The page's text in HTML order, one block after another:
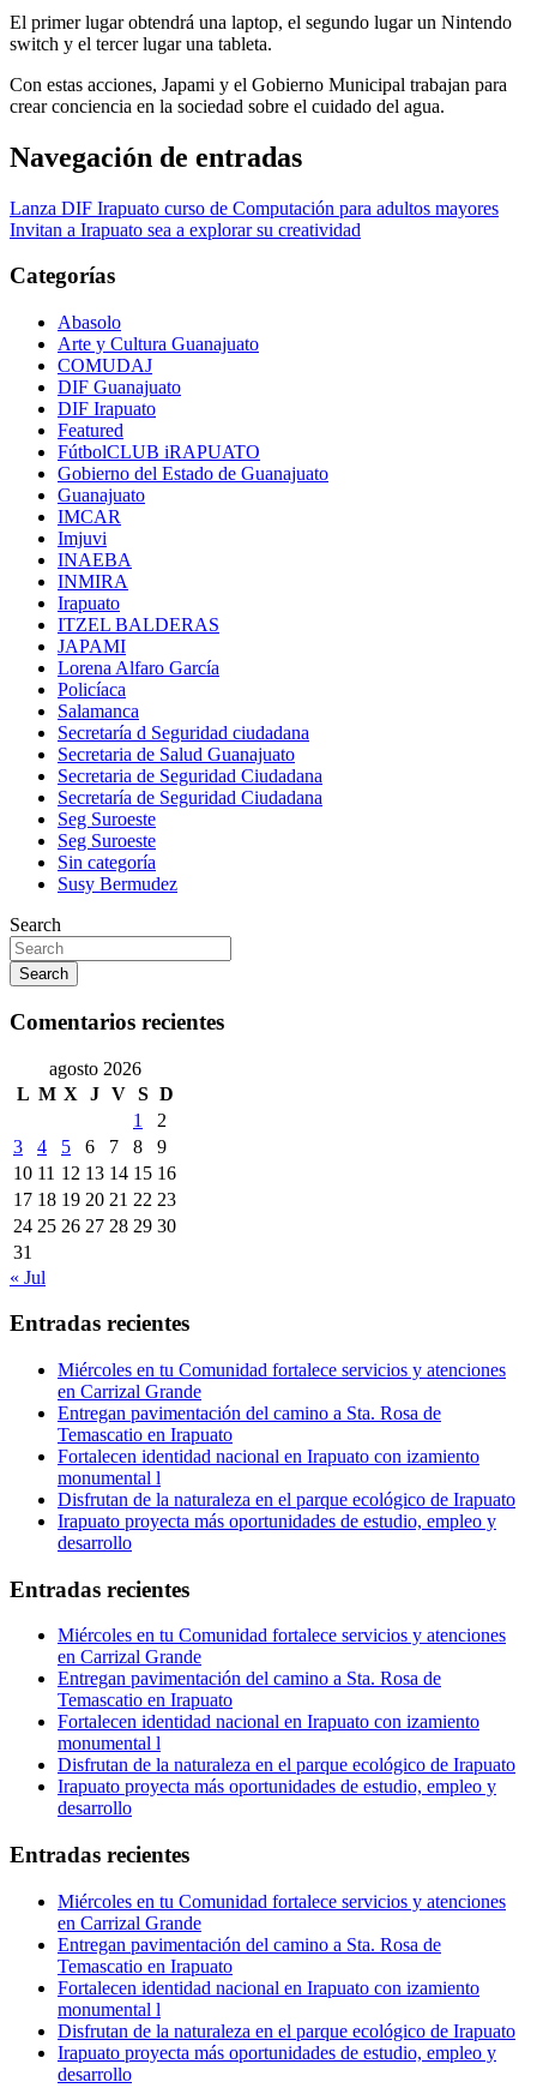
El primer lugar obtendrá una laptop, el segundo lugar un Nintendo
switch y el tercer lugar una tableta.
Con estas acciones, Japami y el Gobierno Municipal trabajan para
crear conciencia en la sociedad sobre el cuidado del agua.
Navegación de entradas
Lanza DIF Irapuato curso de Computación para adultos mayores
Invitan a Irapuato sea a explorar su creatividad
Categorías
Abasolo
Arte y Cultura Guanajuato
COMUDAJ
DIF Guanajuato
DIF Irapuato
Featured
FútbolCLUB iRAPUATO
Gobierno del Estado de Guanajuato
Guanajuato
IMCAR
Imjuvi
INAEBA
INMIRA
Irapuato
ITZEL BALDERAS
JAPAMI
Lorena Alfaro García
Policíaca
Salamanca
Secretaría d Seguridad ciudadana
Secretaria de Salud Guanajuato
Secretaria de Seguridad Ciudadana
Secretaría de Seguridad Ciudadana
Seg Suroeste
Seg Suroeste
Sin categoría
Susy Bermudez
Search
Search
Comentarios recientes
agosto 2026
L M X J V S D
1
2
3
4 5 6 7 8
9
10 11 12 13 14 15 16
17 18 19 20 21 22 23
24 25 26 27 28 29 30
31
« Jul
Entradas recientes
Miércoles en tu Comunidad fortalece servicios y atenciones
en Carrizal Grande
Entregan pavimentación del camino a Sta. Rosa de
Temascatio en Irapuato
Fortalecen identidad nacional en Irapuato con izamiento
monumental l
Disfrutan de la naturaleza en el parque ecológico de Irapuato
Irapuato proyecta más oportunidades de estudio, empleo y
desarrollo
Entradas recientes
Miércoles en tu Comunidad fortalece servicios y atenciones
en Carrizal Grande
Entregan pavimentación del camino a Sta. Rosa de
Temascatio en Irapuato
Fortalecen identidad nacional en Irapuato con izamiento
monumental l
Disfrutan de la naturaleza en el parque ecológico de Irapuato
Irapuato proyecta más oportunidades de estudio, empleo y
desarrollo
Entradas recientes
Miércoles en tu Comunidad fortalece servicios y atenciones
en Carrizal Grande
Entregan pavimentación del camino a Sta. Rosa de
Temascatio en Irapuato
Fortalecen identidad nacional en Irapuato con izamiento
monumental l
Disfrutan de la naturaleza en el parque ecológico de Irapuato
Irapuato proyecta más oportunidades de estudio, empleo y
desarrollo